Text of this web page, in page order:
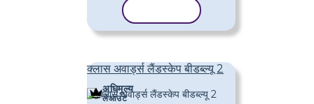
क्लास अवार्ड्स लैंडस्केप बीडब्ल्यू 2
अधिमूल्य
लेआउट